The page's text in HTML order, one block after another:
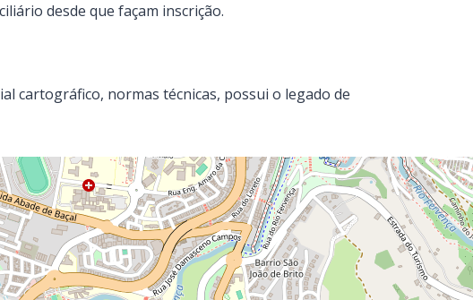
desde que façam inscrição.
cartográfico, normas técnicas, possui o legado de